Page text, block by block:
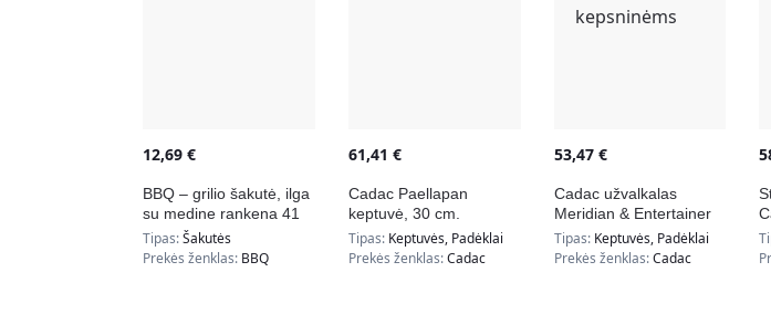
12,69 €
BBQ – grilio šakutė, ilga
su medine rankena 41
cm
Tipas:Šakutės
Prekės ženklas: BBQ
61,41 €
Cadac Paellapan
keptuvė, 30 cm.
Tipas: Keptuvės, Padėklai
Prekės ženklas:Cadac
53,47 €
Cadac užvalkalas
Meridian & Entertainer
kepsninėms
Tipas: Keptuvės, Padėklai
Prekės ženklas:Cadac